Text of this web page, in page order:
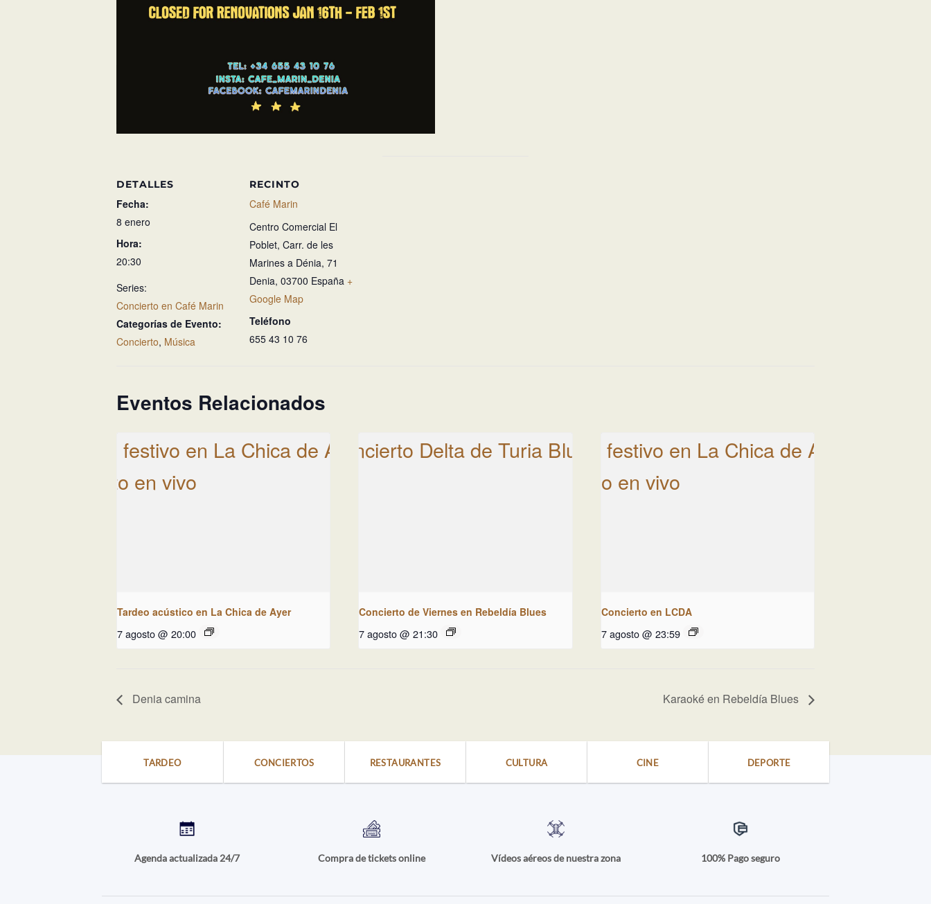
DETALLES
Fecha:
8 enero
Hora:
20:30
Series:
Concierto en Café Marin
Categorías de Evento:
Concierto, Música
RECINTO
Café Marin
Centro Comercial El
Poblet, Carr. de les
Marines a Dénia, 71
Denia, 03700 España +
Google Map
Teléfono
655 43 10 76
Eventos Relacionados
Tardeo acústico en La Chica de Ayer
7 agosto @ 20:00
Concierto de Viernes en Rebeldía Blues
7 agosto @ 21:30
Concierto en LCDA
7 agosto @ 23:59
Denia camina Karaoké en Rebeldía Blues
TARDEO CONCIERTOS RESTAURANTES CULTURA CINE DEPORTE
Agenda actualizada 24/7 Compra de tickets online Vídeos aéreos de nuestra zona 100% Pago seguro